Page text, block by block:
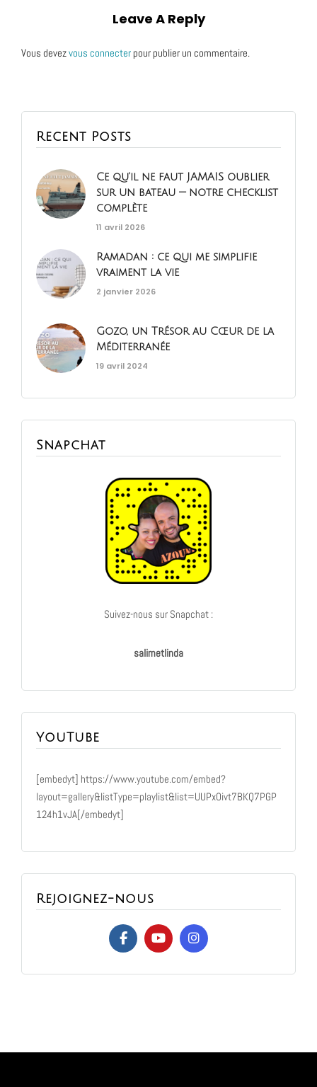
Leave A Reply
Vous devezvous connecter pour publier un commentaire.
Recent Posts
Ce qu'il ne faut JAMAIS oublier
sur un bateau — notre checklist
complète
11 avril 2026
Ramadan : ce qui me simplifie
vraiment la vie
2 janvier 2026
Gozo, un Trésor au Cœur de la
Méditerranée
19 avril 2024
Snapchat
Suivez-nous sur Snapchat :
salimetlinda
YouTube
[embedyt] https://www.youtube.com/embed?
layout=gallery&listType=playlist&list=UUPxOivt7BKQ7PGP
124h1vJA[/embedyt]
Rejoignez-nous